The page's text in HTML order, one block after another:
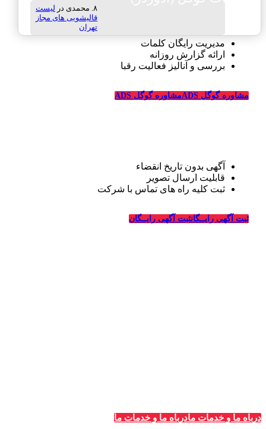
مدیریت رایگان کلمات
ارائه گزارش روزانه
بررسی و آنالیز فعالیت رقبا
مشاوره گوگل ADS مشاوره گوگل ADS
آگهی بدون تاریخ انقضاء
قابلیت ارسال تصویر
ثبت کلیه راه های تماس با شرکت
ثبت آگهی رایــگانثبت آگهی رایــگان
محمدی در لیست
قالیشویی های مجاز
تهران
درباه ما و خدمات مادرباه ما و خدمات ما